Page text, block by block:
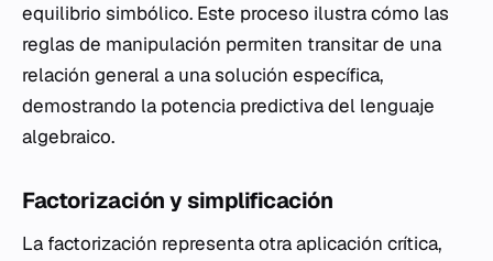
equilibrio simbólico. Este proceso ilustra cómo las
reglas de manipulación permiten transitar de una
relación general a una solución específica,
demostrando la potencia predictiva del lenguaje
algebraico.
Factorización y simplificación
La factorización representa otra aplicación crítica,